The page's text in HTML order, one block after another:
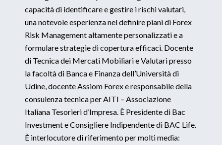
capacità di identificare e gestire i rischi valutari,
una notevole esperienza nel definire piani di Forex
Risk Management altamente personalizzati e a
formulare strategie di copertura efficaci. Docente
di Tecnica dei Mercati Mobiliari e Valutari presso
la facoltà di Banca e Finanza dell’Università di
Udine, docente Assiom Forex e responsabile della
consulenza tecnica per AITI – Associazione
Italiana Tesorieri d’Impresa. È Presidente di Bac
Investment e Consigliere Indipendente di BAC Life.
È interlocutore di riferimento per molti media: